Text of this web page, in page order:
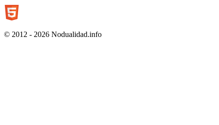
© 2012 - 2026 Nodualidad.info